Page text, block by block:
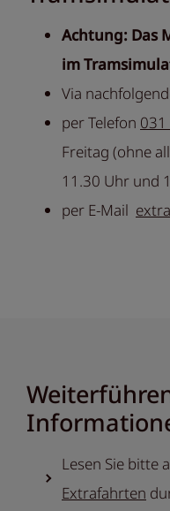
Achtung: Das
im
Via
per Telefon
Freitag (ohne
11.30 Uhr und
per E-Mail
Lesen Sie bitte
Extrafahrten